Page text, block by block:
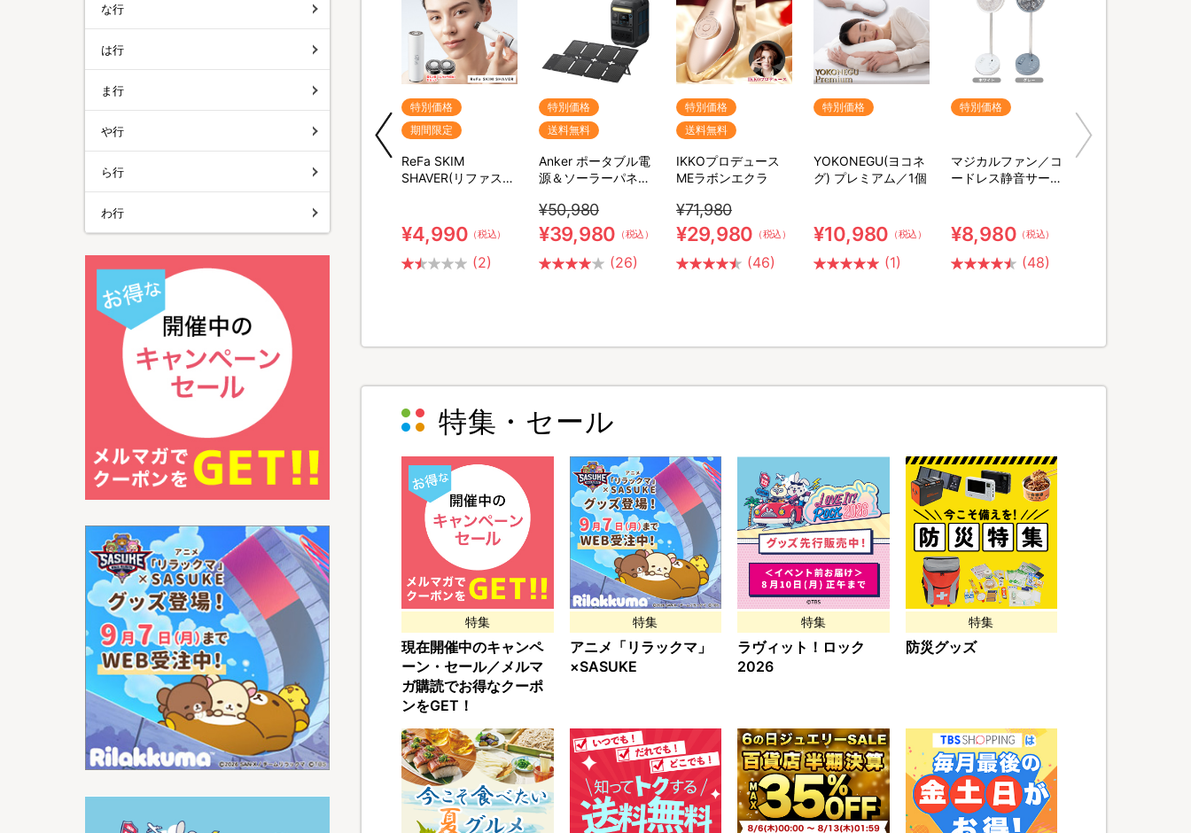
レッチアイテム
（税込）
特別価格
／計20食セット
¥9,980（税込）
特別価格
期間限定
ュノーズ)
¥8,800（税込）
特別価格
期間限定
ReFa SKIM
SHAVER(リファスキ
¥4,990 （税込）
(2)
特別価格
送料無料
Anker ポータブル電
源＆ソーラーパネル
¥50,980
¥39,980 （税込）
(26)
特別価格
送料無料
IKKOプロデュース
MEラボンエクラ
¥71,980
¥29,980 （税込）
(46)
特別価格
YOKONEGU(ヨコネ
グ) プレミアム／1個
¥10,980 （税込）
(1)
特別価格
マジカルファン／コ
ードレス静音サーキ
¥8,980 （税込）
(48)
特集・セール
特集
現在開催中のキャンペ
ーン・セール／メルマ
ガ購読でお得なクーポ
ンをGET！
特集
アニメ「リラックマ」
×SASUKE
特集
ラヴィット！ロック
2026
特集
防災グッズ
な行
は行
ま行
や行
ら行
わ行